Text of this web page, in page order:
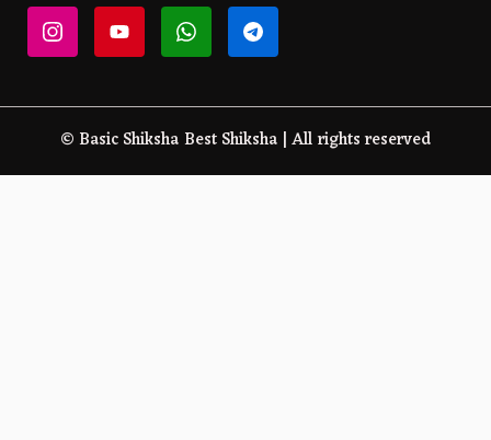
© Basic Shiksha Best Shiksha | All rights reserved